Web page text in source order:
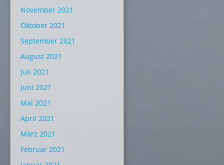
November 2021
Oktober 2021
September 2021
August 2021
Juli 2021
Juni 2021
Mai 2021
April 2021
März 2021
Februar 2021